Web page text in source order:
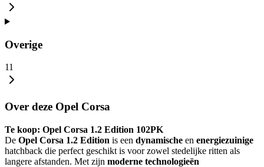
Overige
11
Over deze Opel Corsa
Te koop: Opel Corsa 1.2 Edition 102PK
De Opel Corsa 1.2 Edition is een dynamische en energiezuinige
hatchback die perfect geschikt is voor zowel stedelijke ritten als
langere afstanden. Met zijn moderne technologieën